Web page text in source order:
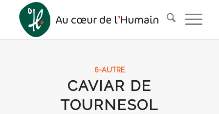
6-AUTRE
CAVIAR DE
TOURNESOL